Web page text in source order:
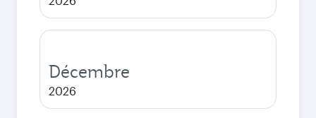
Décembre
2026